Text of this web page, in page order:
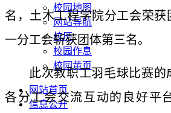
校园地图
网站导航
校历
校园作息
校园黄页
网站首页
信息公开
名，土木工程学院分工会荣获
一分工会斩获团体第三名。
此次教职工羽毛球比赛的
各分工会交流互动的良好平